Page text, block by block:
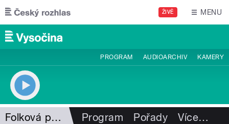
Přejít k hlavnímu obsahu
ŽIVĚ MENU
PROGRAM AUDIOARCHIV KAMERY
Folková pohlazení Program Pořady Více…